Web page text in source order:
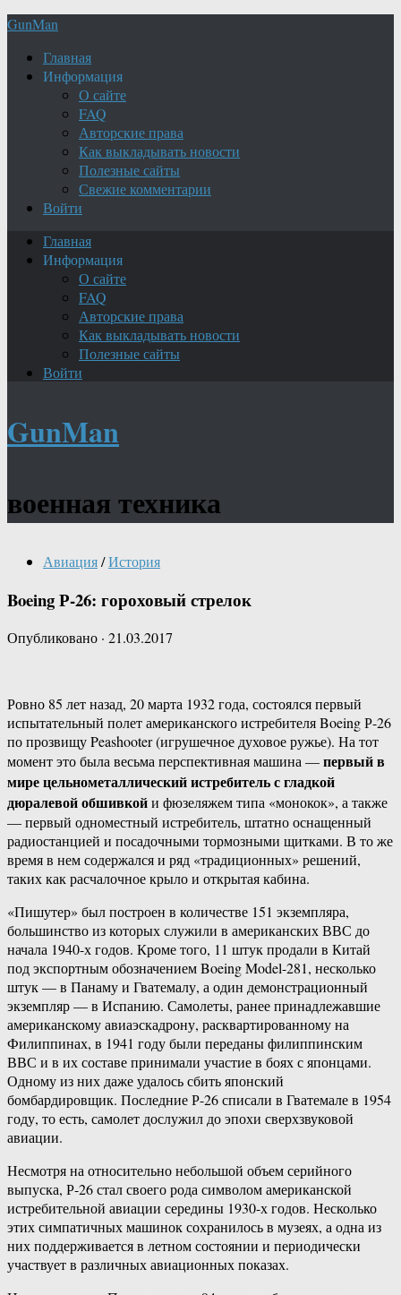
GunMan
Главная
Информация
О сайте
FAQ
Авторские права
Как выкладывать новости
Полезные сайты
Свежие комментарии
Войти
Главная
Информация
О сайте
FAQ
Авторские права
Как выкладывать новости
Полезные сайты
Войти
GunMan
военная техника
Авиация/История
Boeing Р-26: гороховый стрелок
Опубликовано · 21.03.2017
Ровно 85 лет назад, 20 марта 1932 года, состоялся первый
испытательный полет американского истребителя Boeing Р-26
по прозвищу Peashooter (игрушечное духовое ружье). На тот
момент это была весьма перспективная машина —первый в
мире цельнометаллический истребитель с гладкой
дюралевой обшивкойи фюзеляжем типа «монокок», а также
— первый одноместный истребитель, штатно оснащенный
радиостанцией и посадочными тормозными щитками. В то же
время в нем содержался и ряд «традиционных» решений,
таких как расчалочное крыло и открытая кабина.
«Пишутер» был построен в количестве 151 экземпляра,
большинство из которых служили в американских ВВС до
начала 1940-х годов. Кроме того, 11 штук продали в Китай
под экспортным обозначением Boeing Model-281, несколько
штук — в Панаму и Гватемалу, а один демонстрационный
экземпляр — в Испанию. Самолеты, ранее принадлежавшие
американскому авиаэскадрону, расквартированному на
Филиппинах, в 1941 году были переданы филиппинским
ВВС и в их составе принимали участие в боях с японцами.
Одному из них даже удалось сбить японский
бомбардировщик. Последние Р-26 списали в Гватемале в 1954
году, то есть, самолет дослужил до эпохи сверхзвуковой
авиации.
Несмотря на относительно небольшой объем серийного
выпуска, Р-26 стал своего рода символом американской
истребительной авиации середины 1930-х годов. Несколько
этих симпатичных машинок сохранилось в музеях, а одна из
них поддерживается в летном состоянии и периодически
участвует в различных авиационных показах.